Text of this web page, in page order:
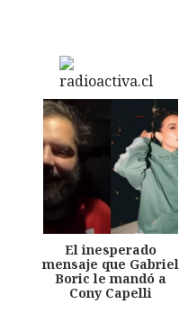
El inesperado
mensaje que Gabriel
Boric le mandó a
Cony Capelli